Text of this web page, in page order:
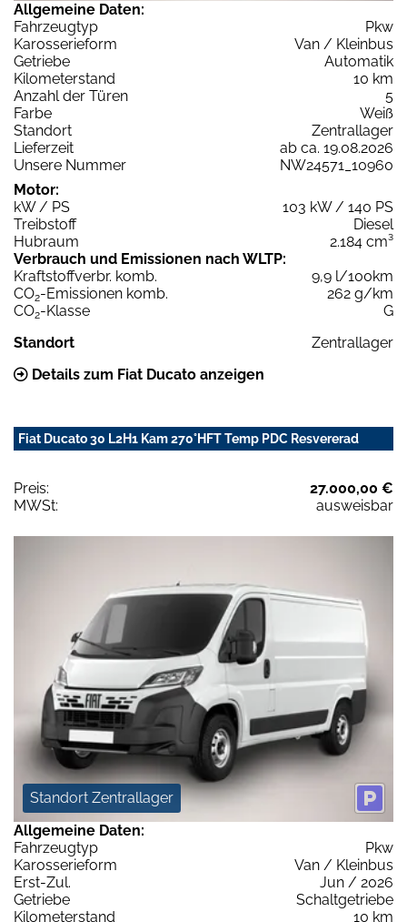
Allgemeine Daten:
Fahrzeugtyp
Pkw
Karosserieform
Van / Kleinbus
Getriebe
Automatik
Kilometerstand
10 km
Anzahl der Türen
5
Farbe
Weiß
Standort
Zentrallager
Lieferzeit
ab ca. 19.08.2026
Unsere Nummer
NW24571_10960
Motor:
kW / PS
103 kW / 140 PS
Treibstoff
Diesel
Hubraum
2.184 cm³
Verbrauch und Emissionen nach WLTP:
Kraftstoffverbr. komb.
9,9 l/100km
CO2-Emissionen komb.
262 g/km
CO2-Klasse
G
Standort
Zentrallager
Details zum Fiat Ducato anzeigen
Fiat Ducato 30 L2H1 Kam 270°HFT Temp PDC Resvererad
Preis:
27.000,00 €
MWSt:
ausweisbar
Standort Zentrallager
Allgemeine Daten:
Fahrzeugtyp
Pkw
Karosserieform
Van / Kleinbus
Erst-Zul.
Jun / 2026
Getriebe
Schaltgetriebe
Kilometerstand
10 km